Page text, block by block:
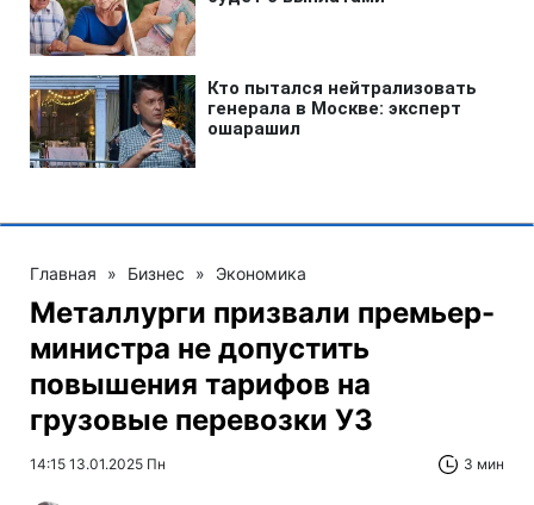
Главная » Бизнес » Экономика
Металлурги призвали премьер-
министра не допустить
повышения тарифов на
грузовые перевозки УЗ
14:15 13.01.2025 Пн 3 мин